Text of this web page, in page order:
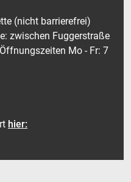
(nicht barrierefrei)
zwischen Fuggerstraße
Mo - Fr: 7
hier: